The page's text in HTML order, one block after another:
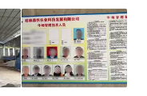
放菜刀的女孩，
我回家”改写了